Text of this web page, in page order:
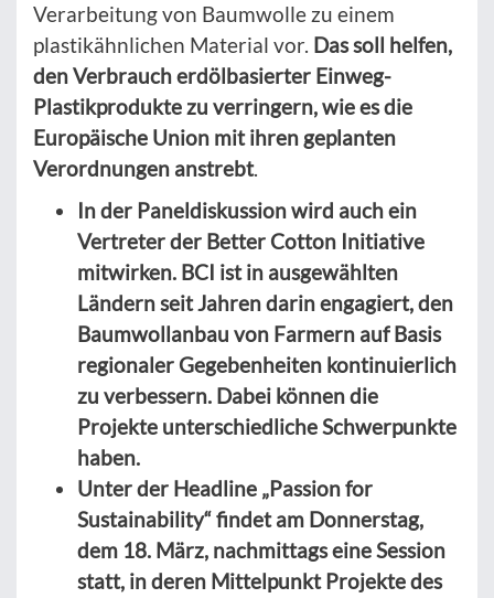
Verarbeitung von Baumwolle zu einem
plastikähnlichen Material vor. Das soll helfen,
den Verbrauch erdölbasierter Einweg-
Plastikprodukte zu verringern, wie es die
Europäische Union mit ihren geplanten
Verordnungen anstrebt.
In der Paneldiskussion wird auch ein
Vertreter der Better Cotton Initiative
mitwirken. BCI ist in ausgewählten
Ländern seit Jahren darin engagiert, den
Baumwollanbau von Farmern auf Basis
regionaler Gegebenheiten kontinuierlich
zu verbessern. Dabei können die
Projekte unterschiedliche Schwerpunkte
haben.
Unter der Headline „Passion for
Sustainability“ findet am Donnerstag,
dem 18. März, nachmittags eine Session
statt, in deren Mittelpunkt Projekte des